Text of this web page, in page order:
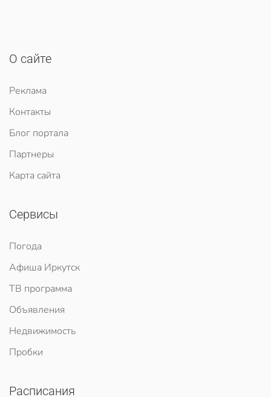
О сайте
Реклама
Контакты
Блог портала
Партнеры
Карта сайта
Сервисы
Погода
Афиша Иркутск
ТВ программа
Объявления
Недвижимость
Пробки
Расписания